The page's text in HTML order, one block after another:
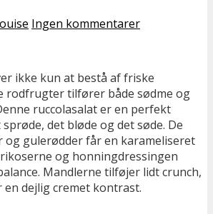
Ingen kommentarer
ikke kun at bestå af friske
rodfrugter tilfører både sødme og
ruccolasalat er en perfekt
det bløde og det søde. De
og gulerødder får en karameliseret
og honningdressingen
Mandlerne tilføjer lidt crunch,
dejlig cremet kontrast.